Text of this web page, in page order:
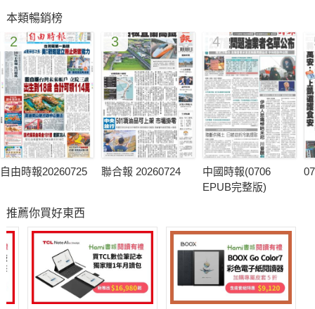
本類暢銷榜
2
自由時報20260725
3
聯合報 20260724
4
中國時報(0706
EPUB完整版)
推薦你買好東西